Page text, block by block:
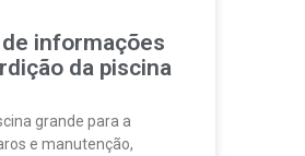
informações
da piscina
grande para a
e manutenção,